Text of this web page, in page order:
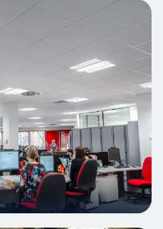
seines Hauptsitzes